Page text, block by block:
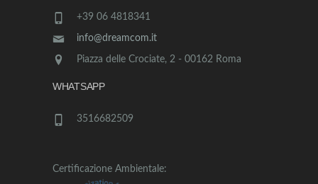
+39 06 4818341
info@dreamcom.it
Piazza delle Crociate, 2 - 00162 Roma
WHATSAPP
3516682509
Certificazione Ambientale: